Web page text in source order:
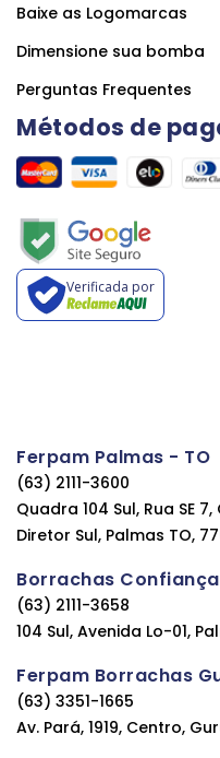
Baixe as Logomarcas
Dimensione sua bomba
Perguntas Frequentes
Métodos de
Verificada por
Ferpam Palmas - TO
(63) 2111-3600
Quadra 104 Sul, Rua SE
Diretor Sul, Palmas TO,
Borrachas Confiança
(63) 2111-3658
104 Sul, Avenida Lo-01,
Ferpam Borrachas
(63) 3351-1665
Av. Pará, 1919, Centro,